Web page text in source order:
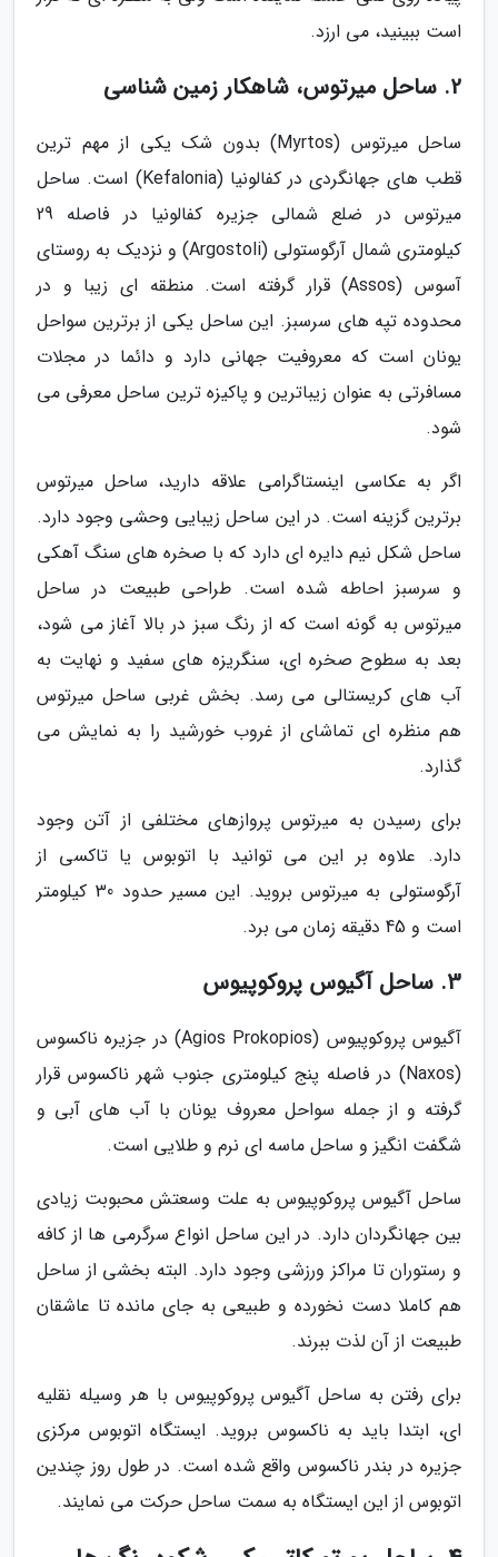
است ببینید، می ارزد.
2. ساحل میرتوس، شاهکار زمین شناسی
ساحل میرتوس (Myrtos) بدون شک یکی از مهم ترین
قطب های جهانگردی در کفالونیا (Kefalonia) است. ساحل
میرتوس در ضلع شمالی جزیره کفالونیا در فاصله 29
کیلومتری شمال آرگوستولی (Argostoli) و نزدیک به روستای
آسوس (Assos) قرار گرفته است. منطقه ای زیبا و در
محدوده تپه های سرسبز. این ساحل یکی از برترین سواحل
یونان است که معروفیت جهانی دارد و دائما در مجلات
مسافرتی به عنوان زیباترین و پاکیزه ترین ساحل معرفی می
شود.
اگر به عکاسی اینستاگرامی علاقه دارید، ساحل میرتوس
برترین گزینه است. در این ساحل زیبایی وحشی وجود دارد.
ساحل شکل نیم دایره ای دارد که با صخره های سنگ آهکی
و سرسبز احاطه شده است. طراحی طبیعت در ساحل
میرتوس به گونه است که از رنگ سبز در بالا آغاز می شود،
بعد به سطوح صخره ای، سنگریزه های سفید و نهایت به
آب های کریستالی می رسد. بخش غربی ساحل میرتوس
هم منظره ای تماشای از غروب خورشید را به نمایش می
گذارد.
برای رسیدن به میرتوس پروازهای مختلفی از آتن وجود
دارد. علاوه بر این می توانید با اتوبوس یا تاکسی از
آرگوستولی به میرتوس بروید. این مسیر حدود 30 کیلومتر
است و 45 دقیقه زمان می برد.
3. ساحل آگیوس پروکوپیوس
آگیوس پروکوپیوس (Agios Prokopios) در جزیره ناکسوس
(Naxos) در فاصله پنج کیلومتری جنوب شهر ناکسوس قرار
گرفته و از جمله سواحل معروف یونان با آب های آبی و
شگفت انگیز و ساحل ماسه ای نرم و طلایی است.
ساحل آگیوس پروکوپیوس به علت وسعتش محبوبت زیادی
بین جهانگردان دارد. در این ساحل انواع سرگرمی ها از کافه
و رستوران تا مراکز ورزشی وجود دارد. البته بخشی از ساحل
هم کاملا دست نخورده و طبیعی به جای مانده تا عاشقان
طبیعت از آن لذت ببرند.
برای رفتن به ساحل آگیوس پروکوپیوس با هر وسیله نقلیه
ای، ابتدا باید به ناکسوس بروید. ایستگاه اتوبوس مرکزی
جزیره در بندر ناکسوس واقع شده است. در طول روز چندین
اتوبوس از این ایستگاه به سمت ساحل حرکت می نمایند.